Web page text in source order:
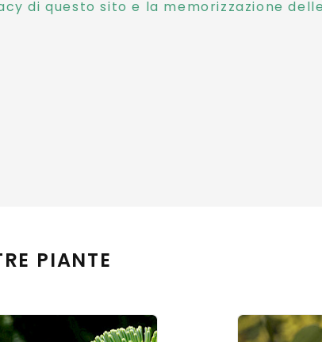
di questo sito e la memorizzazione
PIANTE